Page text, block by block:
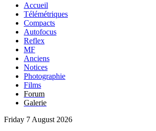
Accueil
Télémétriques
Compacts
Autofocus
Reflex
MF
Anciens
Notices
Photographie
Films
Forum
Galerie
Friday 7 August 2026